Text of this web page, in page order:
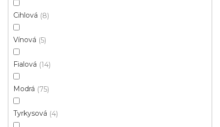
Cihlová 8
Vínová 5
Fialová 14
Modrá 75
Tyrkysová 4